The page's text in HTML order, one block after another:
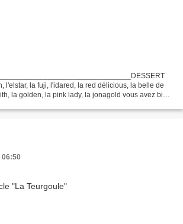
l'elstar, la fuji, l'idared, la red délicious, la belle de
la golden, la pink lady, la jonagold vous avez bien
06:50